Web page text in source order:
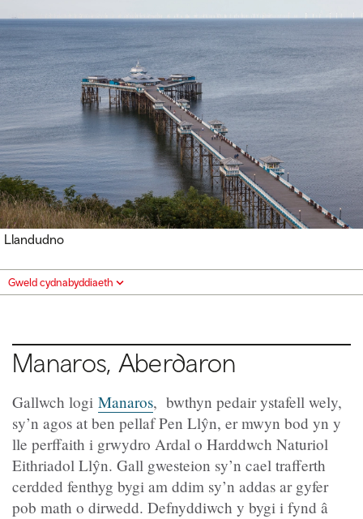
Llandudno
Gweld cydnabyddiaeth
Manaros, Aberdaron
Gallwch logi Manaros, bwthyn pedair ystafell wely,
sy’n agos at ben pellaf Pen Llŷn, er mwyn bod yn y
lle perffaith i grwydro Ardal o Harddwch Naturiol
Eithriadol Llŷn. Gall gwesteion sy’n cael trafferth
cerdded fenthyg bygi am ddim sy’n addas ar gyfer
pob math o dirwedd. Defnyddiwch y bygi i fynd â